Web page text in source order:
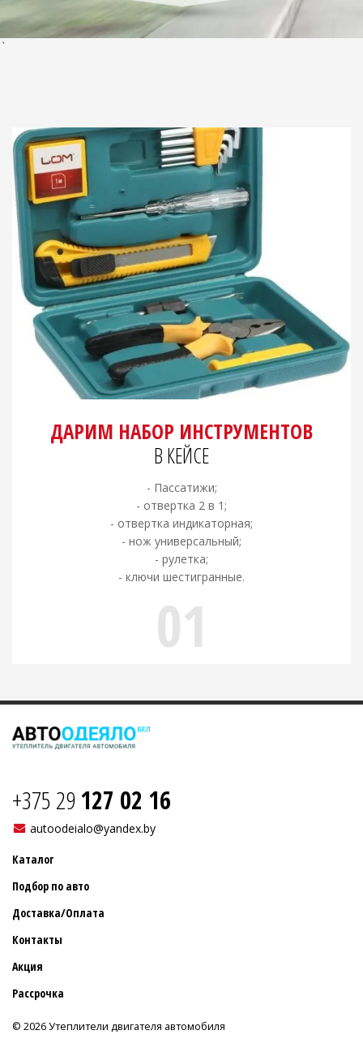
`
ДАРИМ НАБОР ИНСТРУМЕНТОВ
В КЕЙСЕ
- Пассатижи;
- отвертка 2 в 1;
- отвертка индикаторная;
- нож универсальный;
- рулетка;
- ключи шестигранные.
01
+375 29127 02 16
autoodeialo@yandex.by
Каталог
Подбор по авто
Доставка/Оплата
Контакты
Акция
Рассрочка
© 2026 Утеплители двигателя автомобиля